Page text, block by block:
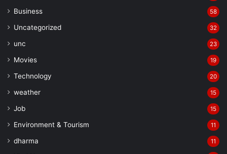
Business 58
Uncategorized 32
unc 23
Movies 19
Technology 20
weather 15
Job 15
Environment & Tourism 11
dharma 11